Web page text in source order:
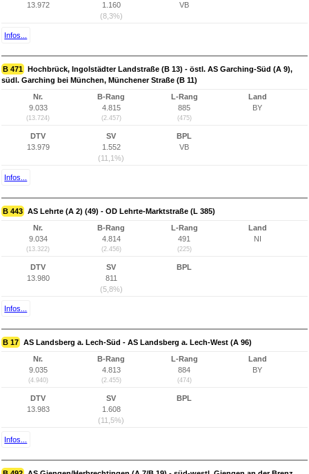
13.972
1.160
(8,3%)
VB
Infos...
B 471 Hochbrück, Ingolstädter Landstraße (B 13) - östl. AS Garching-Süd (A 9),
südl. Garching bei München, Münchener Straße (B 11)
Nr.
9.033
(13.724)
B-Rang
4.815
(2.457)
L-Rang
885
(475)
Land
BY
DTV
13.979
SV
1.552
(11,1%)
BPL
VB
Infos...
B 443 AS Lehrte (A 2) (49) - OD Lehrte-Marktstraße (L 385)
Nr.
9.034
(13.322)
B-Rang
4.814
(2.456)
L-Rang
491
(225)
Land
NI
DTV
13.980
SV
811
(5,8%)
BPL
Infos...
B 17 AS Landsberg a. Lech-Süd - AS Landsberg a. Lech-West (A 96)
Nr.
9.035
(4.940)
B-Rang
4.813
(2.455)
L-Rang
884
(474)
Land
BY
DTV
13.983
SV
1.608
(11,5%)
BPL
Infos...